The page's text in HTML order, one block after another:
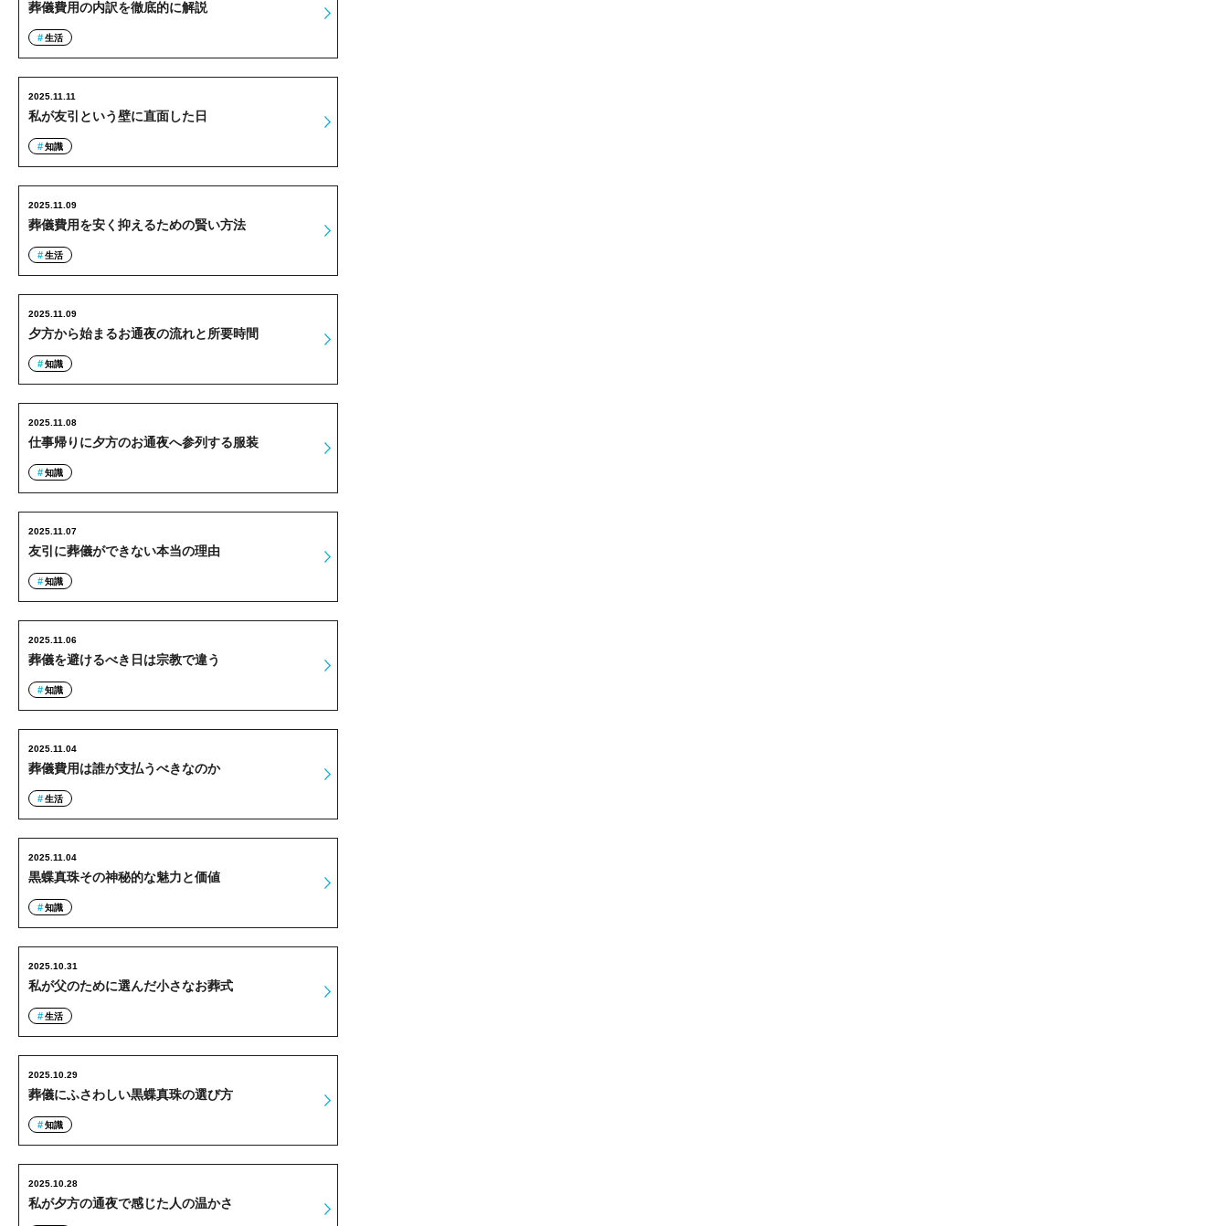
葬儀費用の内訳を徹底的に解説
生活
私が友引という壁に直面した日
2025.11.11
知識
葬儀費用を安く抑えるための賢い方法
2025.11.09
生活
夕方から始まるお通夜の流れと所要時間
2025.11.09
知識
仕事帰りに夕方のお通夜へ参列する服装
2025.11.08
知識
友引に葬儀ができない本当の理由
2025.11.07
知識
葬儀を避けるべき日は宗教で違う
2025.11.06
知識
葬儀費用は誰が支払うべきなのか
2025.11.04
生活
黒蝶真珠その神秘的な魅力と価値
2025.11.04
知識
私が父のために選んだ小さなお葬式
2025.10.31
生活
葬儀にふさわしい黒蝶真珠の選び方
2025.10.29
知識
私が夕方の通夜で感じた人の温かさ
2025.10.28